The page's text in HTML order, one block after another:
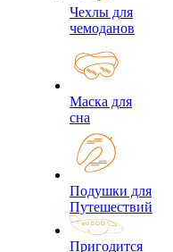
Чехлы для
чемоданов
Маска для
сна
Подушки для
Путешествий
Пригодится